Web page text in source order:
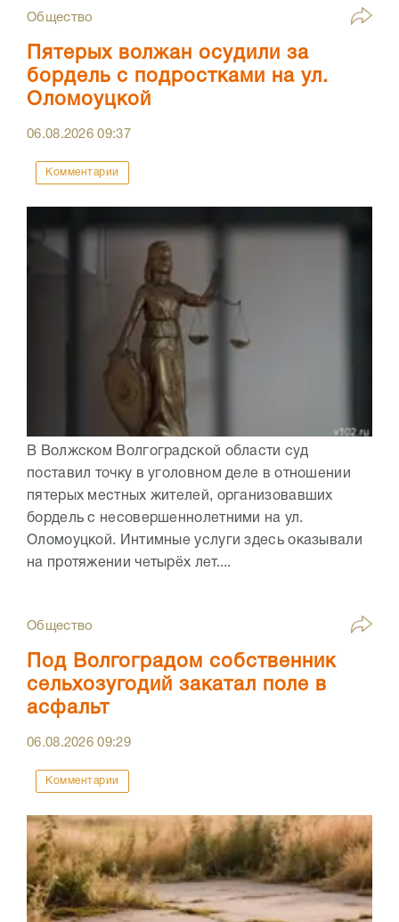
Общество
Пятерых волжан осудили за
бордель с подростками на ул.
Оломоуцкой
06.08.202609:37
Комментарии
В Волжском Волгоградской области суд
поставил точку в уголовном деле в отношении
пятерых местных жителей, организовавших
бордель с несовершеннолетними на ул.
Оломоуцкой. Интимные услуги здесь оказывали
на протяжении четырёх лет....
Общество
Под Волгоградом собственник
сельхозугодий закатал поле в
асфальт
06.08.202609:29
Комментарии